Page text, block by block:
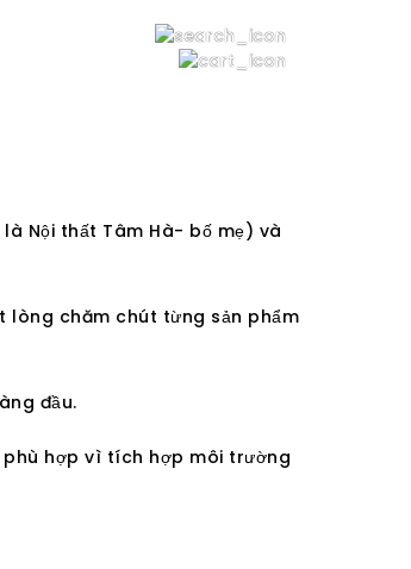
Nội thất Tâm Hà- bố mẹ) và
lòng chăm chút từng sản phẩm
đầu.
hợp vì tích hợp môi trường